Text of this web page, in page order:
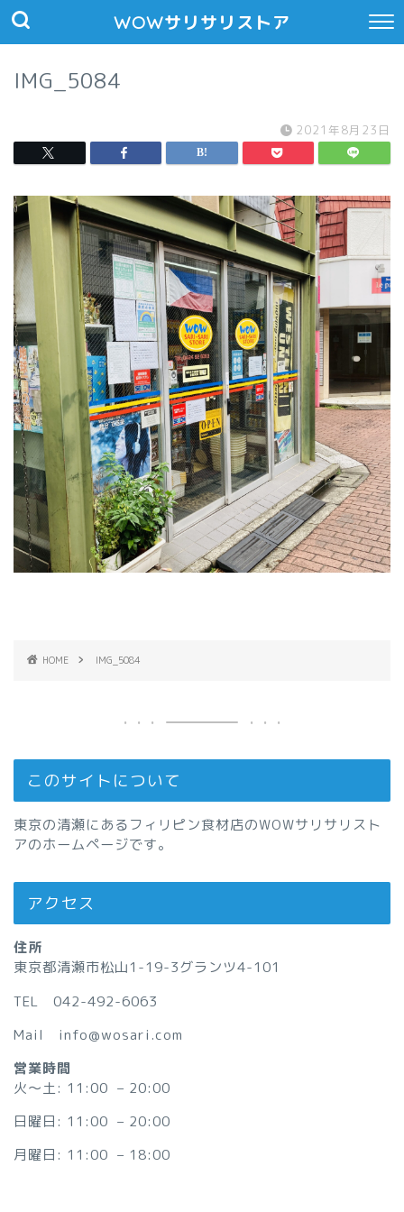
WOWサリサリストア
IMG_5084
2021年8月23日
HOME IMG_5084
このサイトについて
東京の清瀬にあるフィリピン食材店のWOWサリサリスト
アのホームページです。
アクセス
住所
東京都清瀬市松山1-19-3グランツ4-101
TEL 042-492-6063
Mail info@wosari.com
営業時間
火〜土: 11:00 – 20:00
日曜日: 11:00 – 20:00
月曜日: 11:00 – 18:00